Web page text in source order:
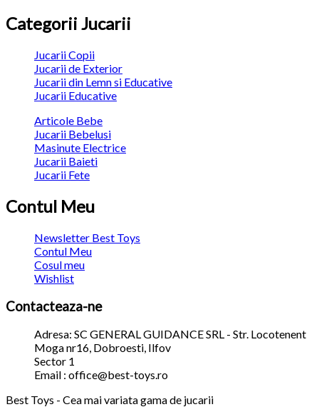
Categorii Jucarii
Jucarii Copii
Jucarii de Exterior
Jucarii din Lemn si Educative
Jucarii Educative
Articole Bebe
Jucarii Bebelusi
Masinute Electrice
Jucarii Baieti
Jucarii Fete
Contul Meu
Newsletter Best Toys
Contul Meu
Cosul meu
Wishlist
Contacteaza-ne
Adresa: SC GENERAL GUIDANCE SRL - Str. Locotenent
Moga nr16, Dobroesti, Ilfov
Sector 1
Email : office@best-toys.ro
Best Toys - Cea mai variata gama de jucarii